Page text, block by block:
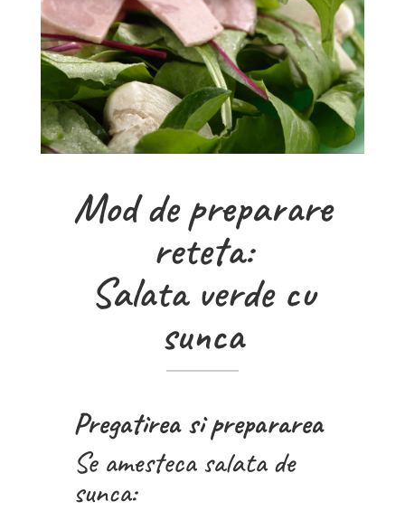
Mod de preparare
reteta:
Salata verde cu
sunca
Pregatirea si prepararea
Se amesteca salata de
sunca: